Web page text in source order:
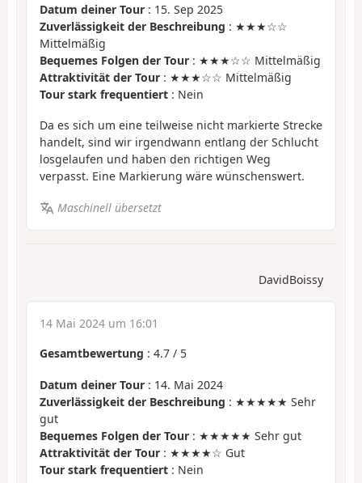
Datum deiner Tour : 15. Sep 2025
Zuverlässigkeit der Beschreibung : ★★★☆☆
Mittelmäßig
Bequemes Folgen der Tour : ★★★☆☆ Mittelmäßig
Attraktivität der Tour : ★★★☆☆ Mittelmäßig
Tour stark frequentiert : Nein
Da es sich um eine teilweise nicht markierte Strecke
handelt, sind wir irgendwann entlang der Schlucht
losgelaufen und haben den richtigen Weg
verpasst. Eine Markierung wäre wünschenswert.
Maschinell übersetzt
DavidBoissy
14 Mai 2024 um 16:01
Gesamtbewertung : 4.7 / 5
Datum deiner Tour : 14. Mai 2024
Zuverlässigkeit der Beschreibung : ★★★★★ Sehr
gut
Bequemes Folgen der Tour : ★★★★★ Sehr gut
Attraktivität der Tour : ★★★★☆ Gut
Tour stark frequentiert : Nein